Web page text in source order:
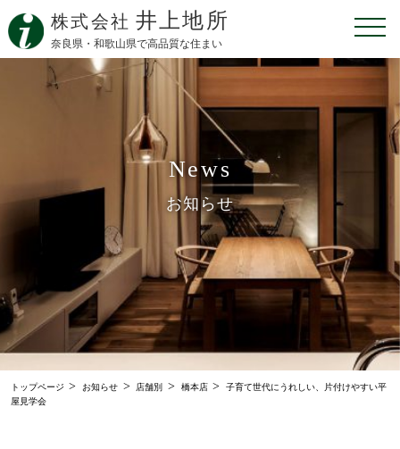
株式会社 井上地所
奈良県・和歌山県で高品質な住まい
News
お知らせ
トップページ >お知らせ > 店舗別 > 橋本店>
子育て世代にうれしい、片付けやすい平
屋見学会